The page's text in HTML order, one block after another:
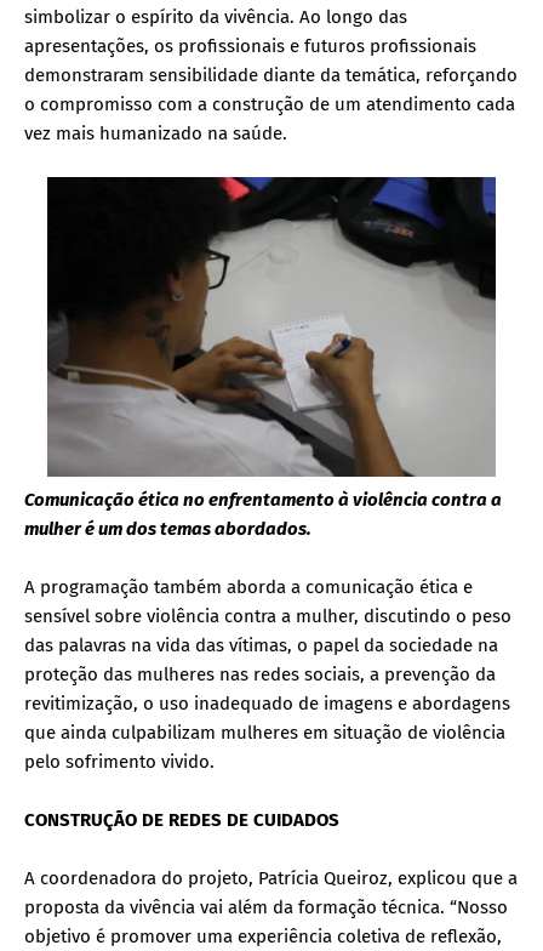
simbolizar o espírito da vivência. Ao longo das
apresentações, os profissionais e futuros profissionais
demonstraram sensibilidade diante da temática, reforçando
o compromisso com a construção de um atendimento cada
vez mais humanizado na saúde.
Comunicação ética no enfrentamento à violência contra a
mulher é um dos temas abordados.
A programação também aborda a comunicação ética e
sensível sobre violência contra a mulher, discutindo o peso
das palavras na vida das vítimas, o papel da sociedade na
proteção das mulheres nas redes sociais, a prevenção da
revitimização, o uso inadequado de imagens e abordagens
que ainda culpabilizam mulheres em situação de violência
pelo sofrimento vivido.
CONSTRUÇÃO DE REDES DE CUIDADOS
A coordenadora do projeto, Patrícia Queiroz, explicou que a
proposta da vivência vai além da formação técnica. “Nosso
objetivo é promover uma experiência coletiva de reflexão,